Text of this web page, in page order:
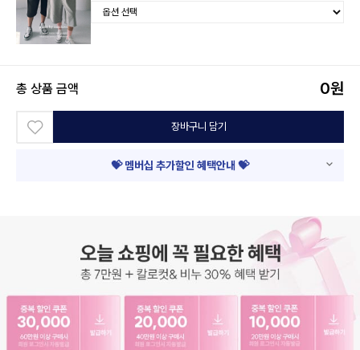
총 상품 금액 0원
장바구니 담기
💝 멤버십 추가할인 혜택안내 💝